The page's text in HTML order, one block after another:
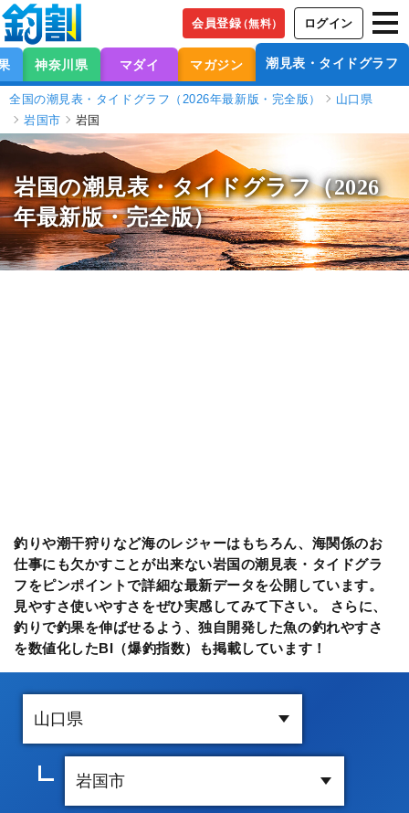
会員登録（無料） ログイン
神奈川県 マダイ マガジン 潮見表・タイドグラフ
全国の潮見表・タイドグラフ（2026年最新版・完全版）
山口県
岩国市
岩国
岩国の潮見表・タイドグラフ（2026
年最新版・完全版）
釣りや潮干狩りなど海のレジャーはもちろん、海関係のお
仕事にも欠かすことが出来ない岩国の潮見表・タイドグラ
フをピンポイントで詳細な最新データを公開しています。
見やすさ使いやすさをぜひ実感してみて下さい。 さらに、
釣りで釣果を伸ばせるよう、独自開発した魚の釣れやすさ
を数値化したBI（爆釣指数）も掲載しています！